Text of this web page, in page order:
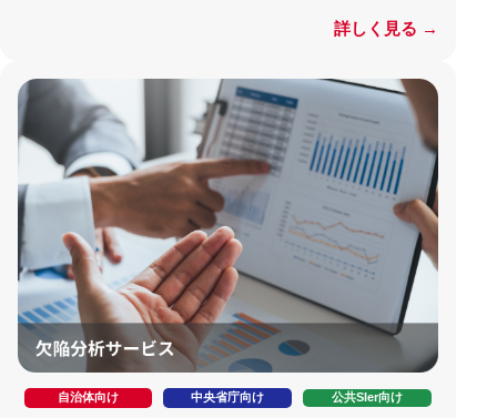
詳しく見る →
自治体向け 中央省庁向け 公共SIer向け